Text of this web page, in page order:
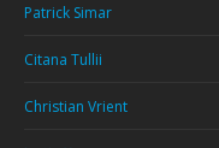
Patrick Simar
Citana Tullii
Christian Vrient